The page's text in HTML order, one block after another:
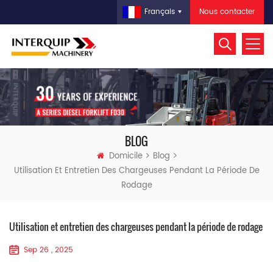
Nous contacter
Français
BLOG
Domicile
Blog
Utilisation Et Entretien Des Chargeuses Pendant La Période De
Rodage
Utilisation et entretien des chargeuses pendant la période de rodage
Sep 26 , 2025